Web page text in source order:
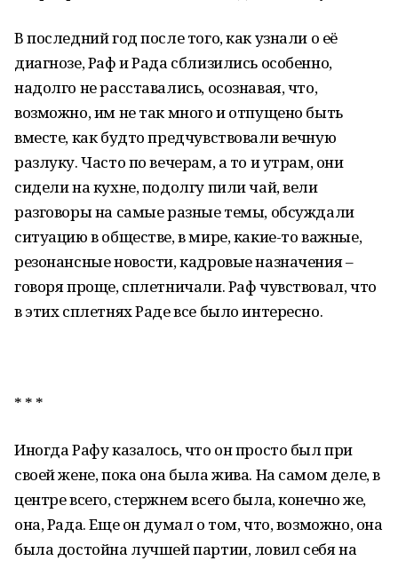
В последний год после того, как узнали о её
диагнозе, Раф и Рада сблизились особенно,
надолго не расставались, осознавая, что,
возможно, им не так много и отпущено быть
вместе, как будто предчувствовали вечную
разлуку. Часто по вечерам, а то и утрам, они
сидели на кухне, подолгу пили чай, вели
разговоры на самые разные темы, обсуждали
ситуацию в обществе, в мире, какие-то важные,
резонансные новости, кадровые назначения –
говоря проще, сплетничали. Раф чувствовал, что
в этих сплетнях Раде все было интересно.
* * *
Иногда Рафу казалось, что он просто был при
своей жене, пока она была жива. На самом деле, в
центре всего, стержнем всего была, конечно же,
она, Рада. Еще он думал о том, что, возможно, она
была достойна лучшей партии, ловил себя на